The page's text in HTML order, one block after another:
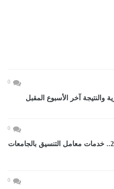
0
والنتيجة آخر الأسبوع المقبل
0
تنسيق المرحلة الأولى 2026.. خدمات معامل التنسيق بالجامعات
0